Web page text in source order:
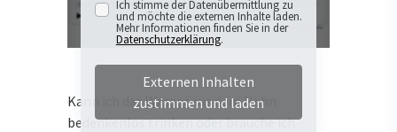
Ich stimme der Datenübermittlung zu
und möchte die externen Inhalte laden.
Mehr Informationen finden Sie in der
Datenschutzerklärung.
Externen Inhalten
zustimmen und laden
Kann ich dasWasseraus dem Hahn
bedenkenlos trinken oder brauche ich